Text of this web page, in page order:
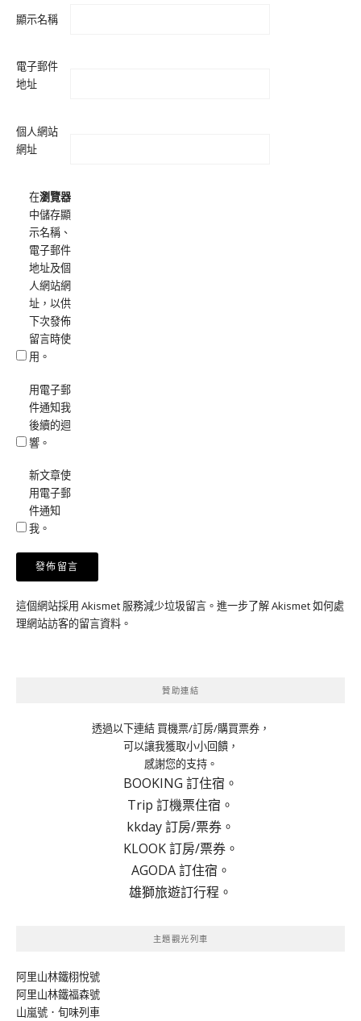
顯示名稱
電子郵件
地址
個人網站
網址
在瀏覽器
中儲存顯
示名稱、
電子郵件
地址及個
人網站網
址，以供
下次發佈
留言時使
用。
用電子郵
件通知我
後續的迴
響。
新文章使
用電子郵
件通知
我。
這個網站採用 Akismet 服務減少垃圾留言。 進一步了解 Akismet 如何處
理網站訪客的留言資料 。
贊助連結
透過以下連結 買機票/訂房/購買票券，
可以讓我獲取小小回饋，
感謝您的支持。
BOOKING 訂住宿。
Trip 訂機票住宿。
kkday 訂房/票券。
KLOOK 訂房/票券。
AGODA 訂住宿。
雄獅旅遊訂行程。
主題觀光列車
阿里山林鐵栩悅號
阿里山林鐵福森號
山嵐號．旬味列車